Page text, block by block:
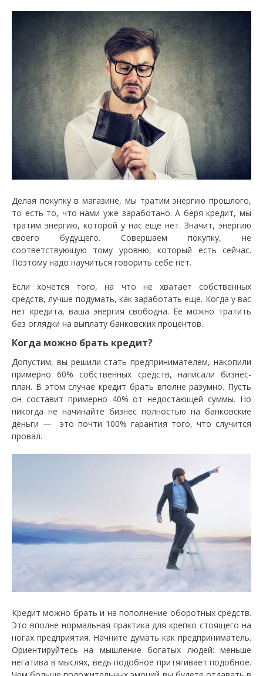
Делая покупку в магазине, мы тратим энергию прошлого,
то есть то, что нами уже заработано. А беря кредит, мы
тратим энергию, которой у нас еще нет. Значит, энергию
своего будущего. Совершаем покупку, не
соответствующую тому уровню, который есть сейчас.
Поэтому надо научиться говорить себе нет.
Если хочется того, на что не хватает собственных
средств, лучше подумать, как заработать еще. Когда у вас
нет кредита, ваша энергия свободна. Ее можно тратить
без оглядки на выплату банковских процентов.
Когда можно брать кредит?
Допустим, вы решили стать предпринимателем, накопили
примерно 60% собственных средств, написали бизнес-
план. В этом случае кредит брать вполне разумно. Пусть
он составит примерно 40% от недостающей суммы. Но
никогда не начинайте бизнес полностью на банковские
деньги — это почти 100% гарантия того, что случится
провал.
Кредит можно брать и на пополнение оборотных средств.
Это вполне нормальная практика для крепко стоящего на
ногах предприятия. Начните думать как предприниматель.
Ориентируйтесь на мышление богатых людей: меньше
негатива в мыслях, ведь подобное притягивает подобное.